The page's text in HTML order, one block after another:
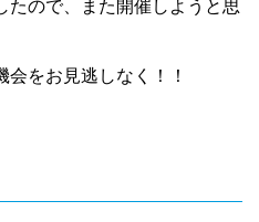
たので、また開催しようと思
をお見逃しなく！！